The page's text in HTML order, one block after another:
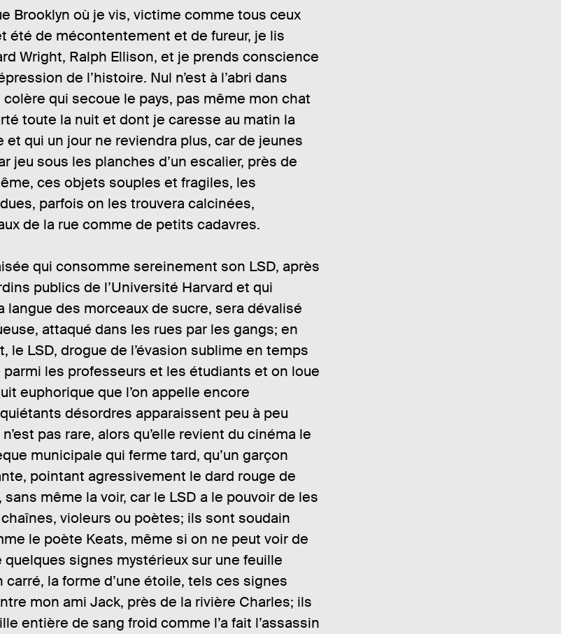
r
e
:
l
i
é
e
p
a
g
s
Brooklyn où je vis, victime comme tous ceux
été de mécontentement et de fureur, je lis
Wright, Ralph Ellison, et je prends conscience
de l’histoire. Nul n’est à l’abri dans
colère qui secoue le pays, pas même mon chat
toute la nuit et dont je caresse au matin la
qui un jour ne reviendra plus, car de jeunes
jeu sous les planches d’un escalier, près de
ces objets souples et fragiles, les
parfois on les trouvera calcinées,
de la rue comme de petits cadavres.
qui consomme sereinement son LSD, après
publics de l’Université Harvard et qui
langue des morceaux de sucre, sera dévalisé
attaqué dans les rues par les gangs; en
le LSD, drogue de l’évasion sublime en temps
les professeurs et les étudiants et on loue
euphorique que l’on appelle encore
désordres apparaissent peu à peu
pas rare, alors qu’elle revient du cinéma le
municipale qui ferme tard, qu’un garçon
pointant agressivement le dard rouge de
même la voir, car le LSD a le pouvoir de les
violeurs ou poètes; ils sont soudain
le poète Keats, même si on ne peut voir de
signes mystérieux sur une feuille
carré, la forme d’une étoile, tels ces signes
mon ami Jack, près de la rivière Charles; ils
entière de sang froid comme l’a fait l’assassin